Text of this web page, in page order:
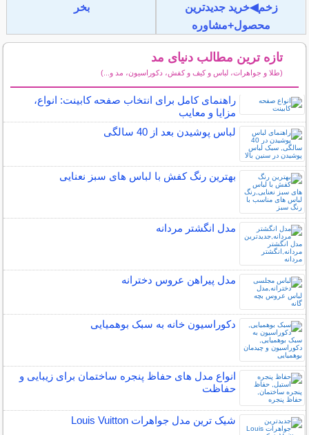
زخم◀خرید جدیدترین
محصول+مشاوره
بخر
تازه ترین مطالب دنیای مد
(طلا و جواهرات، لباس و کیف و کفش، دکوراسیون، مد و...)
راهنمای کامل برای انتخاب صفحه کابینت: انواع،
مزایا و معایب
لباس پوشیدن بعد از 40 سالگی
بهترین رنگ کفش با لباس های سبز نعنایی
مدل انگشتر مردانه
مدل پیراهن عروس دخترانه
دکوراسیون خانه به سبک بوهمیایی
انواع مدل های حفاظ پنجره ساختمان برای زیبایی و
حفاظت
شیک ترین مدل جواهرات Louis Vuitton